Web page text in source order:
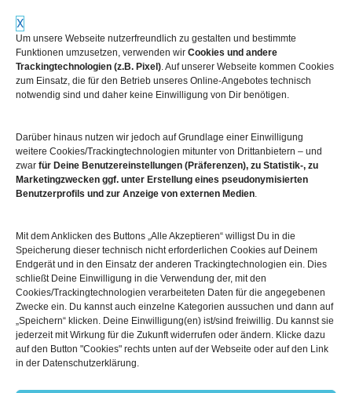
X
Um unsere Webseite nutzerfreundlich zu gestalten und bestimmte
Funktionen umzusetzen, verwenden wir Cookies und andere
Trackingtechnologien (z.B. Pixel). Auf unserer Webseite kommen Cookies
zum Einsatz, die für den Betrieb unseres Online-Angebotes technisch
notwendig sind und daher keine Einwilligung von Dir benötigen.
Darüber hinaus nutzen wir jedoch auf Grundlage einer Einwilligung
weitere Cookies/Trackingtechnologien mitunter von Drittanbietern – und
zwar für Deine Benutzereinstellungen (Präferenzen), zu Statistik-, zu
Marketingzwecken ggf. unter Erstellung eines pseudonymisierten
Benutzerprofils und zur Anzeige von externen Medien.
Mit dem Anklicken des Buttons „Alle Akzeptieren“ willigst Du in die
Speicherung dieser technisch nicht erforderlichen Cookies auf Deinem
Endgerät und in den Einsatz der anderen Trackingtechnologien ein. Dies
schließt Deine Einwilligung in die Verwendung der, mit den
Cookies/Trackingtechnologien verarbeiteten Daten für die angegebenen
Zwecke ein. Du kannst auch einzelne Kategorien aussuchen und dann auf
„Speichern“ klicken. Deine Einwilligung(en) ist/sind freiwillig. Du kannst sie
jederzeit mit Wirkung für die Zukunft widerrufen oder ändern. Klicke dazu
auf den Button "Cookies" rechts unten auf der Webseite oder auf den Link
in der Datenschutzerklärung.
Mehr über die Boulderwelt
 Unsere Hallen im Überblick
© 2026Boulderwelt
Benutzungsordnung
Datenschutzerklärung
Widerrufsbelehrung